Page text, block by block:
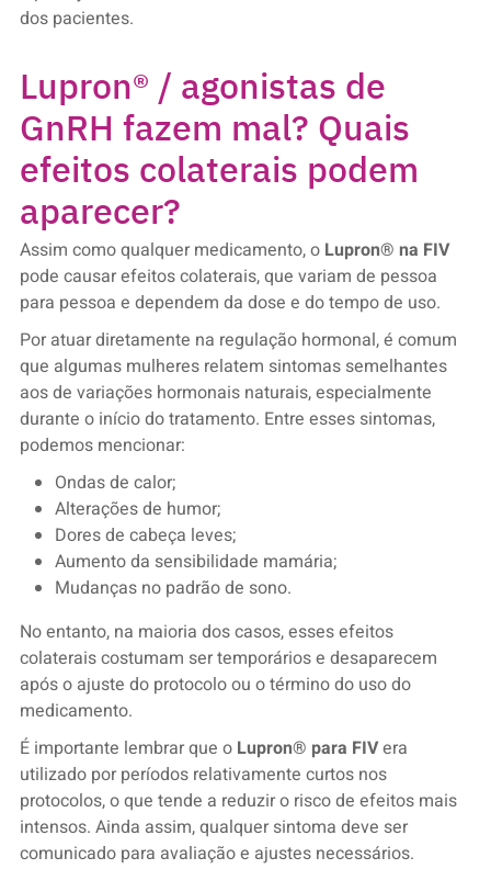
dos pacientes.
Lupron® / agonistas de
GnRH fazem mal? Quais
efeitos colaterais podem
aparecer?
Assim como qualquer medicamento, o Lupron® na FIV
pode causar efeitos colaterais, que variam de pessoa
para pessoa e dependem da dose e do tempo de uso.
Por atuar diretamente na regulação hormonal, é comum
que algumas mulheres relatem sintomas semelhantes
aos de variações hormonais naturais, especialmente
durante o início do tratamento. Entre esses sintomas,
podemos mencionar:
Ondas de calor;
Alterações de humor;
Dores de cabeça leves;
Aumento da sensibilidade mamária;
Mudanças no padrão de sono.
No entanto, na maioria dos casos, esses efeitos
colaterais costumam ser temporários e desaparecem
após o ajuste do protocolo ou o término do uso do
medicamento.
É importante lembrar que o Lupron® para FIVera
utilizado por períodos relativamente curtos nos
protocolos, o que tende a reduzir o risco de efeitos mais
intensos. Ainda assim, qualquer sintoma deve ser
comunicado para avaliação e ajustes necessários.